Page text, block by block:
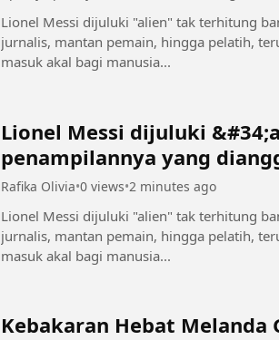
Lionel Messi dijuluki "alien" tak terhitung
jurnalis, mantan pemain, hingga pelatih,
masuk akal bagi manusia...
Lionel Messi dijuluki
penampilannya yang
manusia biasa
Rafika Olivia•0 views•2 minutes ago
Lionel Messi dijuluki "alien" tak terhitung
jurnalis, mantan pemain, hingga pelatih,
masuk akal bagi manusia...
Kebakaran Hebat Melanda